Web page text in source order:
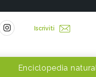
Iscriviti
Enciclopedia